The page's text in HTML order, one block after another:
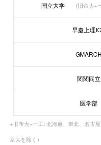
国立大学 (旧帝大+
早慶上理
GMARCH
関関同立
医学部
※旧帝大+一工: 北海道、東北、名古
京大を除く）